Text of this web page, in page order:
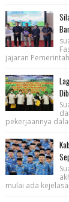
jajaran
pekerjaannya
mulai ada